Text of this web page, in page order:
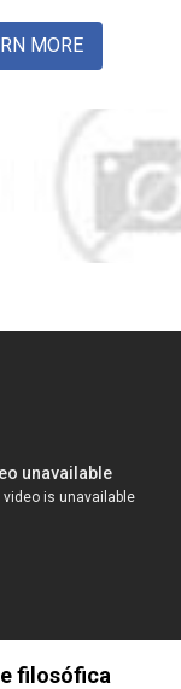
MORE
filosófica